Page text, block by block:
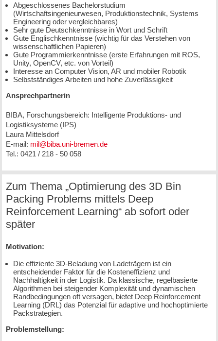
Abgeschlossenes Bachelorstudium
(Wirtschaftsingenieurwesen, Produktionstechnik, Systems
Engineering oder vergleichbares)
Sehr gute Deutschkenntnisse in Wort und Schrift
Gute Englischkenntnisse (wichtig für das Verstehen von
wissenschaftlichen Papieren)
Gute Programmierkenntnisse (erste Erfahrungen mit ROS,
Unity, OpenCV, etc. von Vorteil)
Interesse an Computer Vision, AR und mobiler Robotik
Selbstständiges Arbeiten und hohe Zuverlässigkeit
Ansprechpartnerin
BIBA, Forschungsbereich: Intelligente Produktions- und
Logistiksysteme (IPS)
Laura Mittelsdorf
E-mail: mil@biba.uni-bremen.de
Tel.: 0421 / 218 - 50 058
Zum Thema „Optimierung des 3D Bin
Packing Problems mittels Deep
Reinforcement Learning“ ab sofort oder
später
Motivation:
Die effiziente 3D-Beladung von Ladeträgern ist ein
entscheidender Faktor für die Kosteneffizienz und
Nachhaltigkeit in der Logistik. Da klassische, regelbasierte
Algorithmen bei steigender Komplexität und dynamischen
Randbedingungen oft versagen, bietet Deep Reinforcement
Learning (DRL) das Potenzial für adaptive und hochoptimierte
Packstrategien.
Problemstellung: